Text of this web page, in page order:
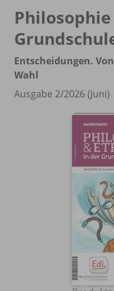
Entscheidungen.
Wahl
Ausgabe 2/2026 (Juni)